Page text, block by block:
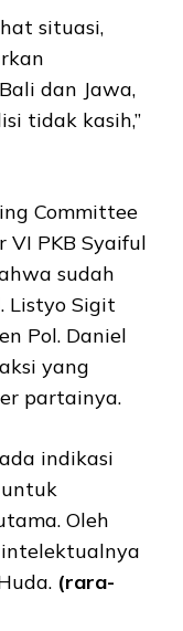
situasi,
dan Jawa,
tidak kasih,”
Committee
VI PKB Syaiful
sudah
Listyo Sigit
Pol. Daniel
yang
partainya.
indikasi
Oleh
(rara-